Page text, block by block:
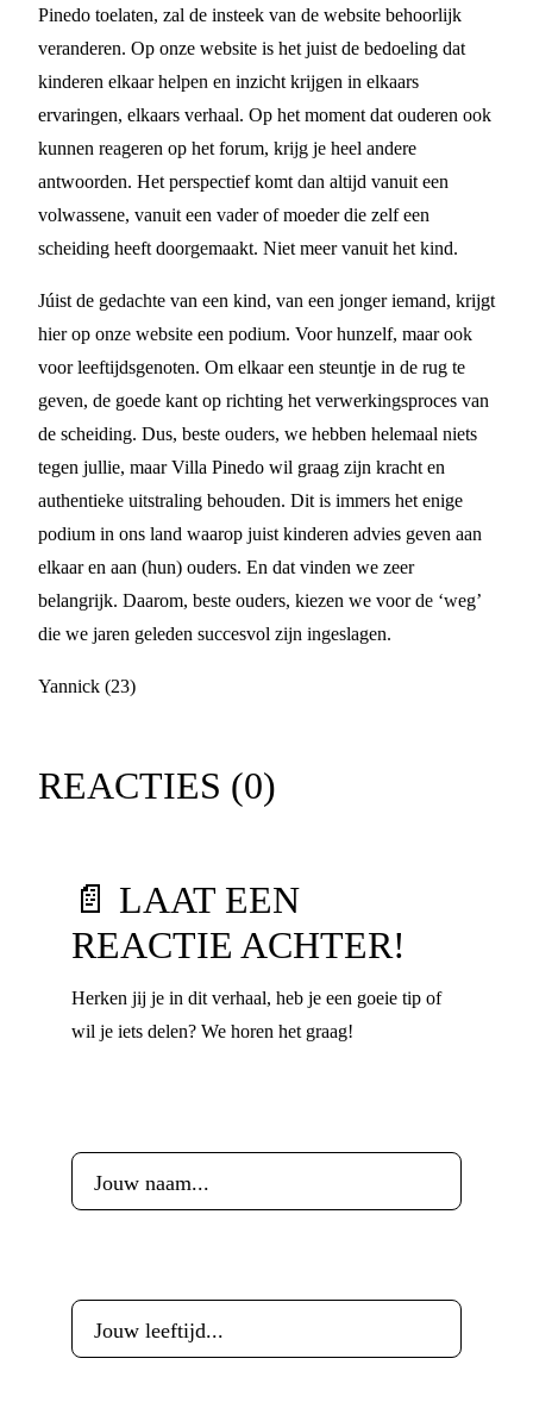
Pinedo toelaten, zal de insteek van de website behoorlijk
veranderen. Op onze website is het juist de bedoeling dat
kinderen elkaar helpen en inzicht krijgen in elkaars
ervaringen, elkaars verhaal. Op het moment dat ouderen ook
kunnen reageren op het forum, krijg je heel andere
antwoorden. Het perspectief komt dan altijd vanuit een
volwassene, vanuit een vader of moeder die zelf een
scheiding heeft doorgemaakt. Niet meer vanuit het kind.
Júist de gedachte van een kind, van een jonger iemand, krijgt
hier op onze website een podium. Voor hunzelf, maar ook
voor leeftijdsgenoten. Om elkaar een steuntje in de rug te
geven, de goede kant op richting het verwerkingsproces van
de scheiding. Dus, beste ouders, we hebben helemaal niets
tegen jullie, maar Villa Pinedo wil graag zijn kracht en
authentieke uitstraling behouden. Dit is immers het enige
podium in ons land waarop juist kinderen advies geven aan
elkaar en aan (hun) ouders. En dat vinden we zeer
belangrijk. Daarom, beste ouders, kiezen we voor de ‘weg’
die we jaren geleden succesvol zijn ingeslagen.
Yannick (23)
REACTIES (0)
📄 LAAT EEN
REACTIE ACHTER!
Herken jij je in dit verhaal, heb je een goeie tip of
wil je iets delen? We horen het graag!